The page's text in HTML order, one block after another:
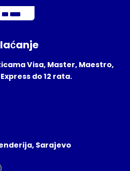
Visa, Master, Maestro,
do 12 rata.
Sarajevo